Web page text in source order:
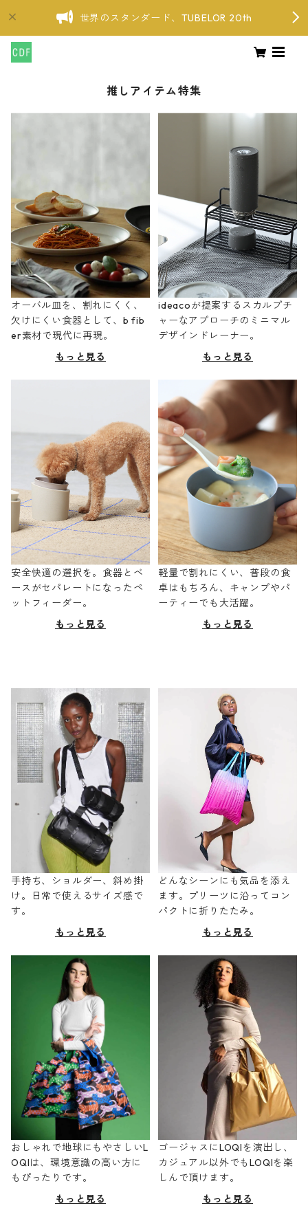
世界のスタンダード、TUBELOR 20th
推しアイテム特集
オーバル皿を、割れにくく、
欠けにくい食器として、b fib
er素材で現代に再現。
もっと見る
ideacoが提案するスカルプチ
ャーなアプローチのミニマル
デザインドレーナー。
もっと見る
安全快適の選択を。食器とベ
ースがセパレートになったペ
ットフィーダー。
もっと見る
軽量で割れにくい、普段の食
卓はもちろん、キャンプやパ
ーティーでも大活躍。
もっと見る
手持ち、ショルダー、斜め掛
け。日常で使えるサイズ感で
す。
もっと見る
どんなシーンにも気品を添え
ます。プリーツに沿ってコン
パクトに折りたたみ。
もっと見る
おしゃれで地球にもやさしいL
OQIは、環境意識の高い方に
もぴったりです。
もっと見る
ゴージャスにLOQIを演出し、
カジュアル以外でもLOQIを楽
しんで頂けます。
もっと見る